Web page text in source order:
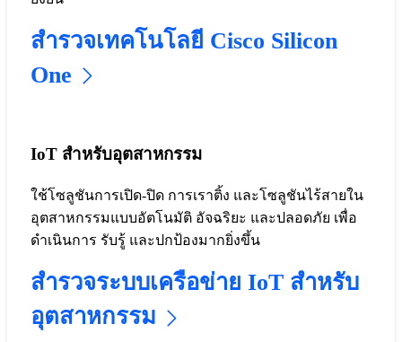
สำรวจเทคโนโลยี Cisco Silicon
One
IoT สำหรับอุตสาหกรรม
ใช้โซลูชันการเปิด-ปิด การเราติ้ง และโซลูชันไร้สายใน
อุตสาหกรรมแบบอัตโนมัติ อัจฉริยะ และปลอดภัย เพื่อ
ดำเนินการ รับรู้ และปกป้องมากยิ่งขึ้น
สำรวจระบบเครือข่าย IoT สำหรับ
อุตสาหกรรม